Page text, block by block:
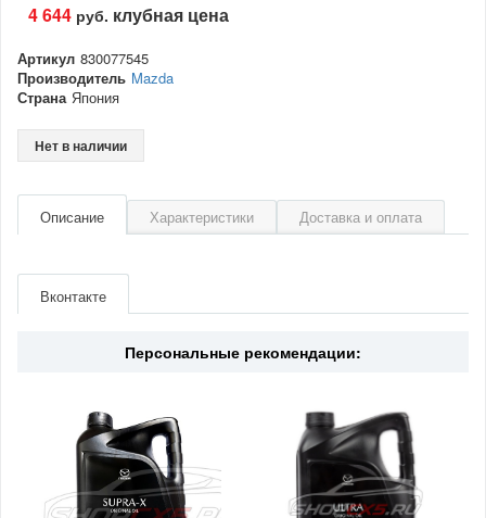
4 644 руб. клубная цена
Артикул 830077545
Производитель Mazda
Страна Япония
Нет в наличии
Описание Характеристики Доставка и оплата
Страна Япония
Вконтакте
Персональные рекомендации: